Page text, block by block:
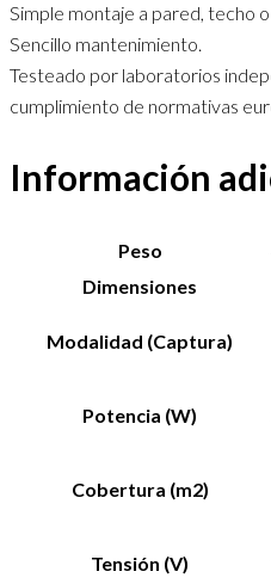
Simple montaje a pared, techo
Sencillo mantenimiento.
Testeado por laboratorios
cumplimiento de normativas
Información
Peso
Dimensiones
Modalidad (Captura)
Potencia (W)
Cobertura (m2)
Tensión (V)